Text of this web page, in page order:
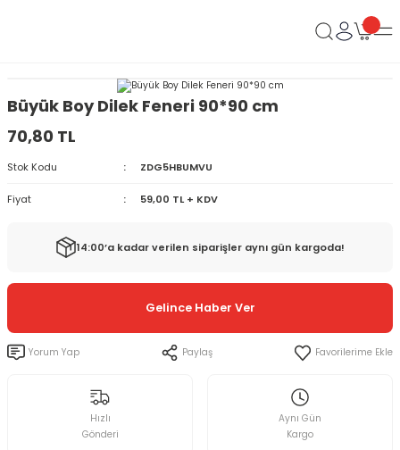
Büyük Boy Dilek Feneri 90*90 cm
70,80 TL
Stok Kodu ZDG5HBUMVU
Fiyat 59,00 TL + KDV
14:00’a kadar verilen siparişler aynı gün kargoda!
Gelince Haber Ver
Yorum Yap Paylaş
Hızlı
Gönderi
Aynı Gün
Kargo